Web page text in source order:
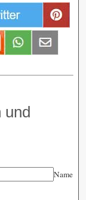
und
Name